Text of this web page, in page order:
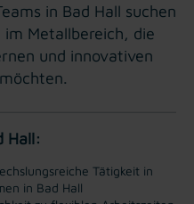
in Bad Hall suchen
Metallbereich, die
und innovativen
Hall:
Tätigkeit in
in Bad Hall